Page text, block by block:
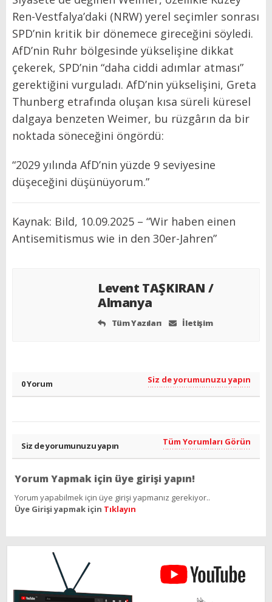
Ren-Vestfalya’daki (NRW) yerel seçimler sonrası
SPD’nin kritik bir dönemece gireceğini söyledi.
AfD’nin Ruhr bölgesinde yükselişine dikkat
çekerek, SPD’nin “daha ciddi adımlar atması”
gerektiğini vurguladı. AfD’nin yükselişini, Greta
Thunberg etrafında oluşan kısa süreli küresel
dalgaya benzeten Weimer, bu rüzgârın da bir
noktada söneceğini öngördü:
“2029 yılında AfD’nin yüzde 9 seviyesine
düşeceğini düşünüyorum.”
Kaynak: Bild, 10.09.2025 – “Wir haben einen
Antisemitismus wie in den 30er-Jahren”
Levent TAŞKIRAN /
Almanya
Tüm Yazıları İletişim
0 Yorum Siz de yorumunuzu yapın
Siz de yorumunuzu yapın Tüm Yorumları Görün
Yorum Yapmak için üye girişi yapın!
Yorum yapabilmek için üye girişi yapmanız gerekiyor..
Üye Girişi yapmak için Tıklayın